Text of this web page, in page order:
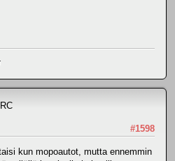
#1598
kun mopoautot, mutta ennemmin